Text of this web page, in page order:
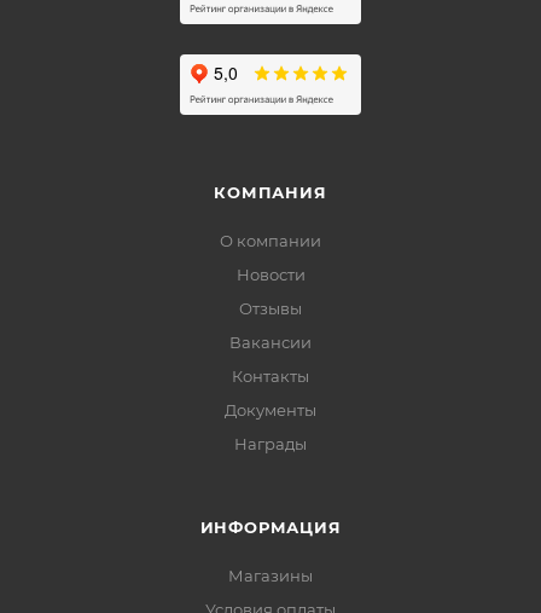
КОМПАНИЯ
О компании
Новости
Отзывы
Вакансии
Контакты
Документы
Награды
ИНФОРМАЦИЯ
Магазины
Условия оплаты